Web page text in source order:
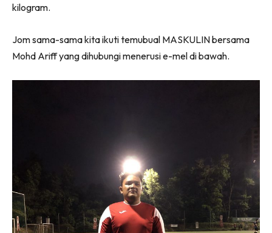
kilogram.
Jom sama-sama kita ikuti temubual MASKULIN bersama
Mohd Ariff yang dihubungi menerusi e-mel di bawah.